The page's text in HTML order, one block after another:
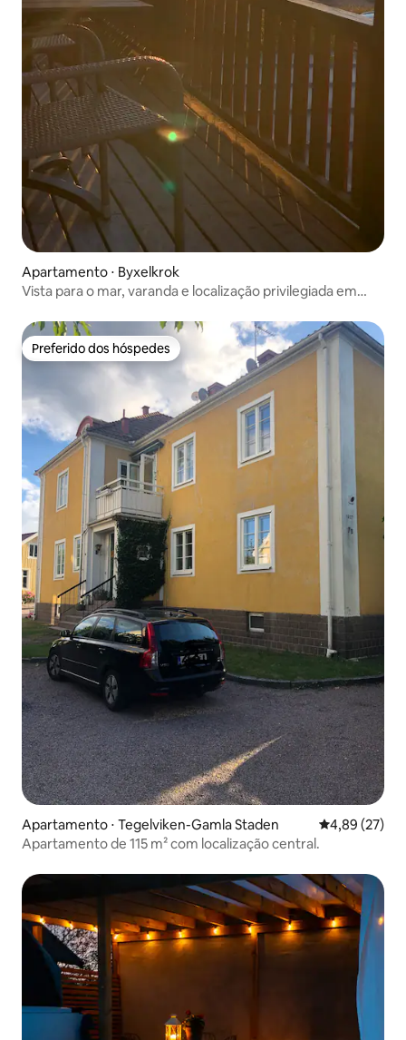
Apartamento ⋅ Byxelkrok
Vista para o mar, varanda e localização privilegiada em
Preferido dos hóspedes
Preferido dos hóspedes
Apartamento ⋅ Tegelviken-Gamla Staden 4,89 de uma
4,89 (27)
Apartamento de 115 m² com localização central.